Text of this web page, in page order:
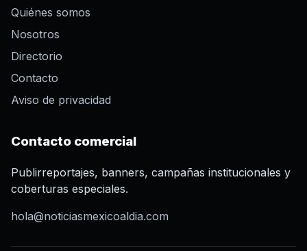
Quiénes somos
Nosotros
Directorio
Contacto
Aviso de privacidad
Contacto comercial
Publirreportajes, banners, campañas institucionales y
coberturas especiales.
hola@noticiasmexicoaldia.com